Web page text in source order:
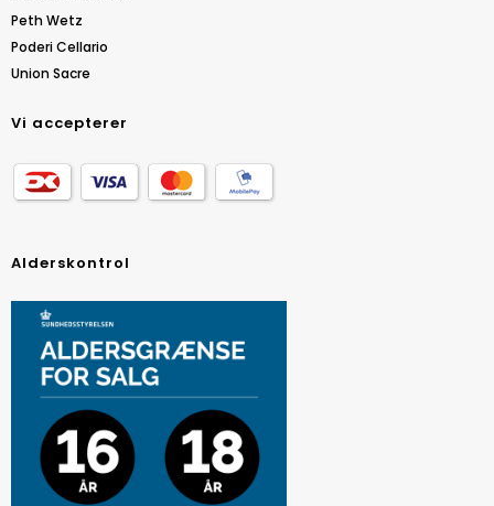
Peth Wetz
Poderi Cellario
Union Sacre
Vi accepterer
Alderskontrol